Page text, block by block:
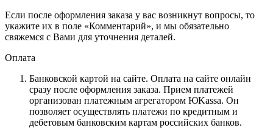
Если после оформления заказа у вас возникнут вопросы, то
укажите их в поле «Комментарий», и мы обязательно
свяжемся с Вами для уточнения деталей.
Оплата
Банковской картой на сайте. Оплата на сайте онлайн
сразу после оформления заказа. Прием платежей
организован платежным агрегатором ЮKassa. Он
позволяет осуществлять платежи по кредитным и
дебетовым банковским картам российских банков.